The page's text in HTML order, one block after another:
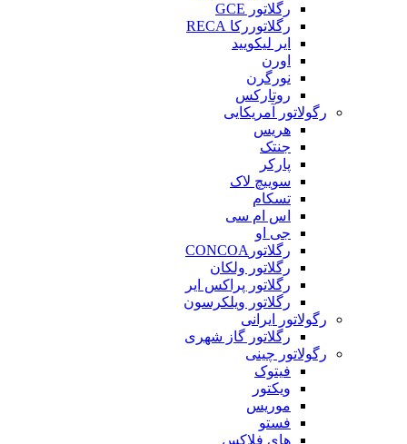
رگلاتور GCE
رگلاتوررکا RECA
ایر لیکویید
اورن
نورگرن
روتارکس
رگولاتور آمریکایی
هریس
جنتک
پارکر
سوییچ لاک
تسکام
اس ام سی
جی او
رگلاتورCONCOA
رگلاتور ولکان
رگلاتور پراکس ایر
رگلاتور ویلکرسون
رگولاتور ایرانی
رگلاتور گاز شهری
رگولاتور چینی
فیتوک
ویکتور
موریس
فستو
های فلاکس